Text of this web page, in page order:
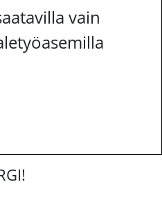
vain